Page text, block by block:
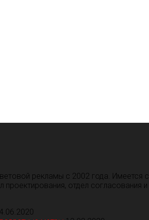
рекламы с 2002 года. Имеется
отдел согласования